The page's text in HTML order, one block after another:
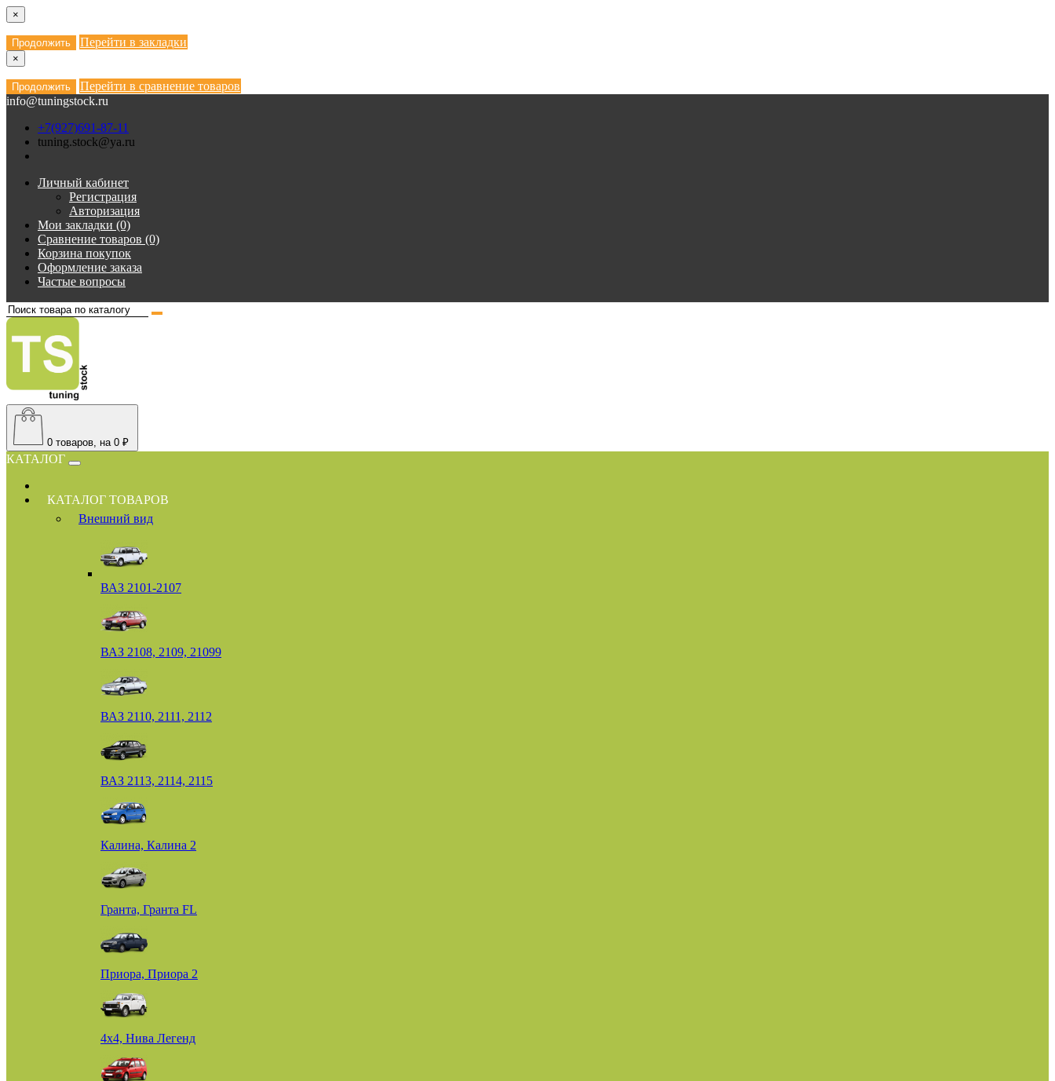
×
Продолжить Перейти в закладки
×
Продолжить
Перейти в сравнение товаров
info@tuningstock.ru
+7(927)691-87-11
tuning.stock@ya.ru
Личный кабинет
Регистрация
Авторизация
Мои закладки (0)
Сравнение товаров (0)
Корзина покупок
Оформление заказа
Частые вопросы
0 товаров, на 0 ₽
КАТАЛОГ
КАТАЛОГ ТОВАРОВ
Внешний вид
ВАЗ 2101-2107
ВАЗ 2108, 2109, 21099
ВАЗ 2110, 2111, 2112
ВАЗ 2113, 2114, 2115
Калина, Калина 2
Гранта, Гранта FL
Приора, Приора 2
4х4, Нива Легенд